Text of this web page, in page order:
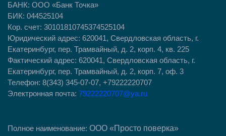
БАНК: ООО «Банк Точка»
БИК: 044525104
Кор. счет: 30101810745374525104
Юридический адрес: 620041, Свердловская область, г.
Екатеринбург, пер. Трамвайный, д. 2, корп. 4, кв. 225
Фактический адрес: 620041, Свердловская область, г.
Екатеринбург, пер. Трамвайный, д. 2, корп. 7, оф. 3
Телефон: 8(343) 345-07-07, +79222220707
Электронная почта: 79222220707@ya.ru
Полное наименование: ООО «Просто поверка»